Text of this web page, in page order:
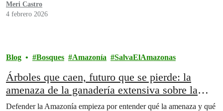
Meri Castro
4 febrero 2026
Blog Bosques Amazonía SalvaElAmazonas
Árboles que caen, futuro que se pierde: la
amenaza de la ganadería extensiva sobre la
Amazonía
Defender la Amazonía empieza por entender qué la amenaza y qué